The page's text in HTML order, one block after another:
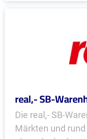
real,- SB-
Die real,- SB-
Märkten und